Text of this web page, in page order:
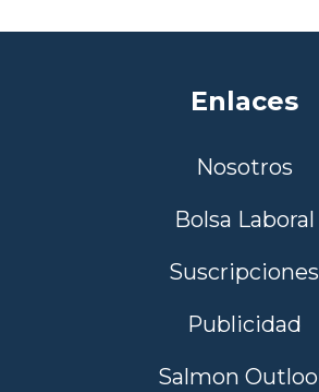
Enlaces
Nosotros
Bolsa Laboral
Suscripciones
Publicidad
Salmon